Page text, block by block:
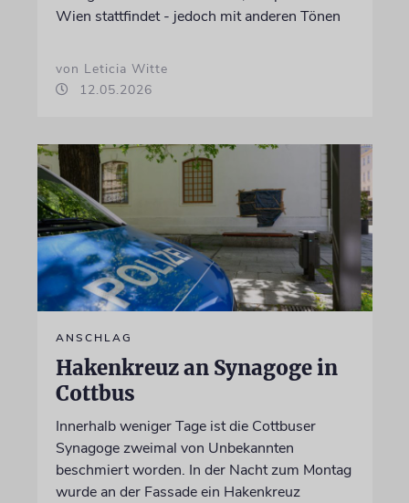
Wien stattfindet - jedoch mit anderen Tönen
von Leticia Witte
12.05.2026
ANSCHLAG
Hakenkreuz an Synagoge in
Cottbus
Innerhalb weniger Tage ist die Cottbuser
Synagoge zweimal von Unbekannten
beschmiert worden. In der Nacht zum Montag
wurde an der Fassade ein Hakenkreuz